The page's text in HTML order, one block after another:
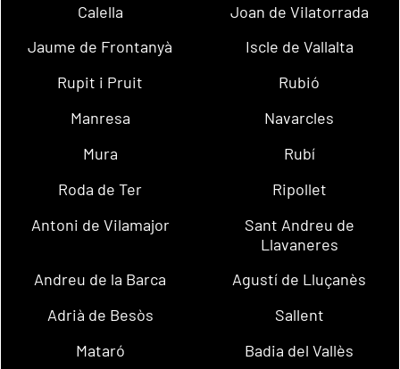
Calella
Joan de Vilatorrada
Jaume de Frontanyà
Iscle de Vallalta
Rupit i Pruit
Rubió
Manresa
Navarcles
Mura
Rubí
Roda de Ter
Ripollet
Antoni de Vilamajor
Sant Andreu de
Llavaneres
Andreu de la Barca
Agustí de Lluçanès
Adrià de Besòs
Sallent
Mataró
Badia del Vallès